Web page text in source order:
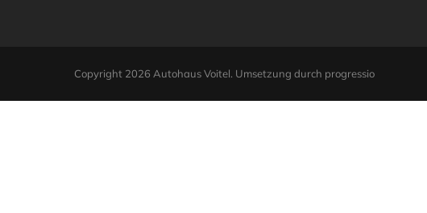
Copyright 2026 Autohaus Voitel. Umsetzung durch progressio